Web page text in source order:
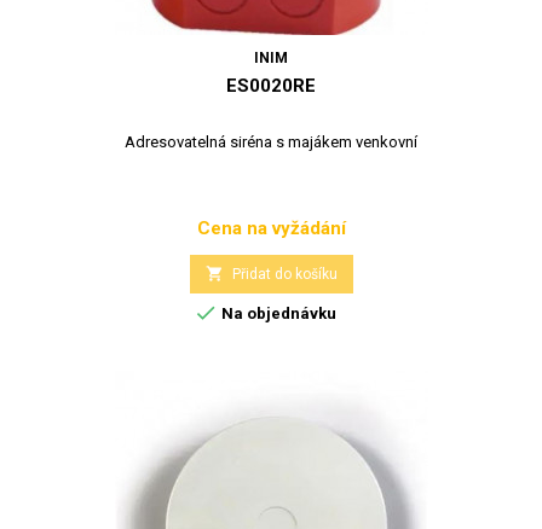
INIM
ES0020RE
Adresovatelná siréna s majákem venkovní
Cena
Cena na vyžádání
 Přidat do košíku
 Na objednávku